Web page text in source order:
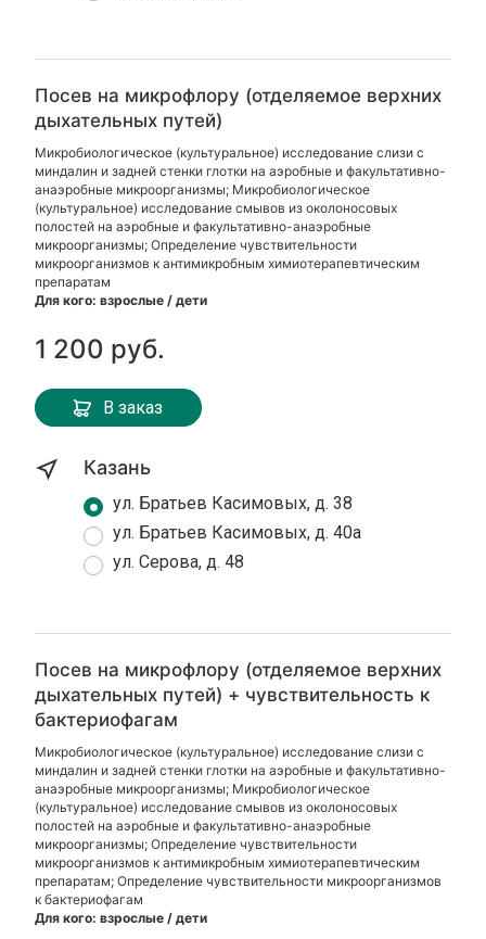
Посев на микрофлору (отделяемое верхних
дыхательных путей)
Микробиологическое (культуральное) исследование слизи с
миндалин и задней стенки глотки на аэробные и факультативно-
анаэробные микроорганизмы; Микробиологическое
(культуральное) исследование смывов из околоносовых
полостей на аэробные и факультативно-анаэробные
микроорганизмы; Определение чувствительности
микроорганизмов к антимикробным химиотерапевтическим
препаратам
Для кого: взрослые / дети
1 200 руб.
В заказ
Казань
ул. Братьев Касимовых, д. 38
ул. Братьев Касимовых, д. 40а
ул. Серова, д. 48
Посев на микрофлору (отделяемое верхних
дыхательных путей) + чувствительность к
бактериофагам
Микробиологическое (культуральное) исследование слизи с
миндалин и задней стенки глотки на аэробные и факультативно-
анаэробные микроорганизмы; Микробиологическое
(культуральное) исследование смывов из околоносовых
полостей на аэробные и факультативно-анаэробные
микроорганизмы; Определение чувствительности
микроорганизмов к антимикробным химиотерапевтическим
препаратам; Определение чувствительности микроорганизмов
к бактериофагам
Для кого: взрослые / дети